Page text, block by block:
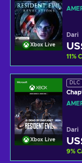
Xbox Live
Dari
11%
Xbox Live
DLC
Dari
9%